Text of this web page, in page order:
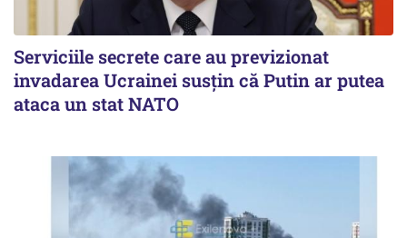
Serviciile secrete care au previzionat
invadarea Ucrainei susțin că Putin ar putea
ataca un stat NATO